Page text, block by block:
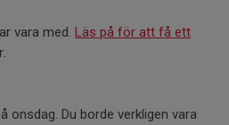
vara med. Läs på för att få ett
onsdag. Du borde verkligen vara